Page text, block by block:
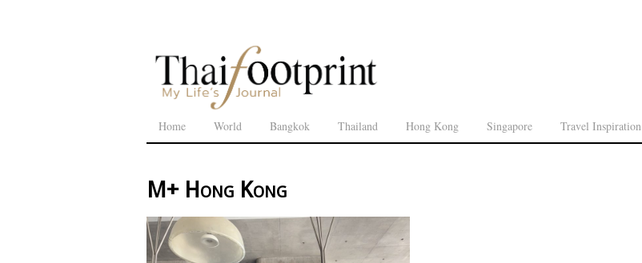
Home World Bangkok Thailand Hong Kong Singapore Travel Inspiration
M+ Hong Kong